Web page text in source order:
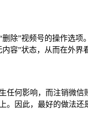
除”视频号的操作选
容”状态，从而在外界
何影响，而注销微
因此，最好的做法还